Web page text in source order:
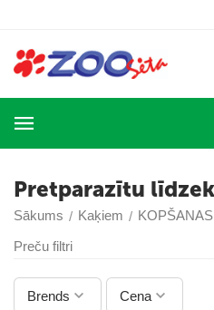
Pretparazītu
Sākums / Kaķiem /
Preču filtri
Brends Cena